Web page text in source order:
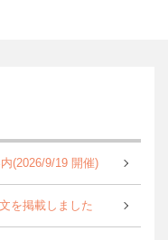
(2026/9/19 開催)
を掲載しました